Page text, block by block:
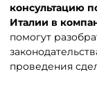
консультацию
Италии в
помогут
проведения